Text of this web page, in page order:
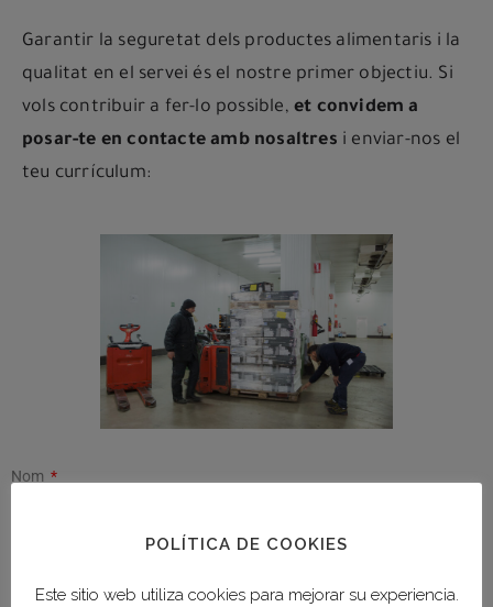
Garantir la seguretat dels productes alimentaris i la
qualitat en el servei és el nostre primer objectiu. Si
vols contribuir a fer-lo possible, et convidem a
posar-te en contacte amb nosaltres i enviar-nos el
teu currículum:
Nom
POLÍTICA DE COOKIES
Este sitio web utiliza cookies para mejorar su experiencia.